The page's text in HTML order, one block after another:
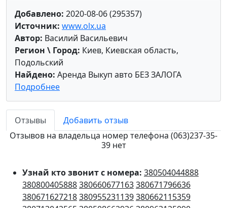
Добавлено: 2020-08-06 (295357)
Источник: www.olx.ua
Автор: Василий Васильевич
Регион \ Город: Киев, Киевская область,
Подольский
Найдено: Аренда Выкуп авто БЕЗ ЗАЛОГА
Подробнее
Отзывы
Добавить отзыв
Отзывов на владельца номер телефона (063)237-35-
39 нет
Узнай кто звонит с номера: 380504044888
380800405888380660677163380671796636
380671627218380955231139380662115359